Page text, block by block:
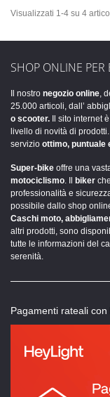
Visualizzati 1-4 su 4
SHOP ONLINE PER
Il nostro negozio online,
25.000 articoli, dall’
o scooter. Il sito internet
livello di novità di
servizio ottimo, puntuale
Super-bike offre una
motociclismo. Il biker
professionalità e
possibile dallo shop
Caschi moto,
altri prodotti, sono
tutte le informazioni del
serenità.
Pagamenti rateali con